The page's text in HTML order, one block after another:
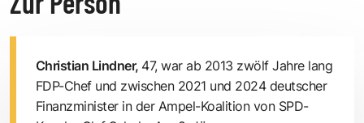
Christian Lindner, 47, war ab 2013 zwölf Jahre lang
FDP-Chef und zwischen 2021 und 2024 deutscher
Finanzminister in der Ampel-Koalition von SPD-